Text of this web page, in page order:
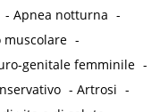
-Apnea notturna -
muscolare -
genitale femminile -
-Artrosi -